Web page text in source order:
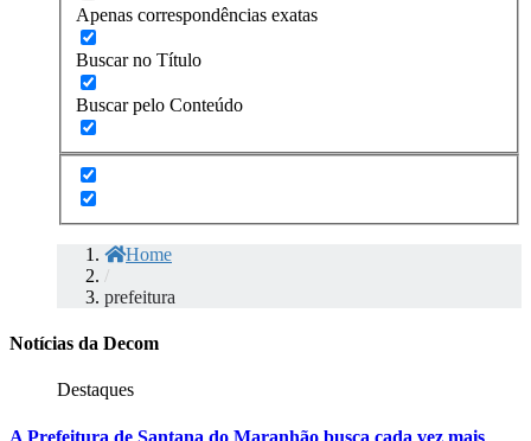
Apenas correspondências exatas
Buscar no Título
Buscar pelo Conteúdo
Home
/
prefeitura
Notícias da Decom
Destaques
A Prefeitura de Santana do Maranhão busca cada vez mais